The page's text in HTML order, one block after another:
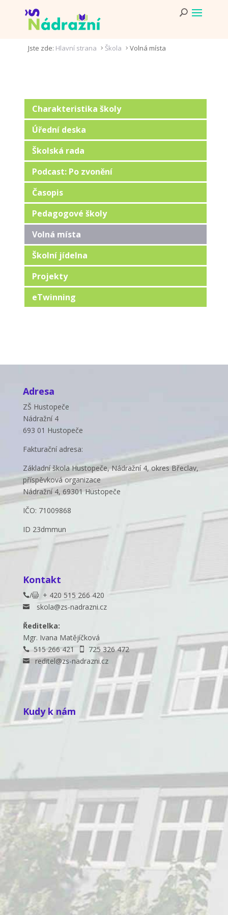
Jste zde: Hlavní strana 5 Škola 5 Volná místa
Charakteristika školy
Úřední deska
Školská rada
Podcast: Po zvonění
Časopis
Pedagogové školy
Volná místa
Školní jídelna
Projekty
eTwinning
Adresa
ZŠ Hustopeče
Nádražní 4
693 01 Hustopeče
Fakturační adresa:
Základní škola Hustopeče, Nádražní 4, okres Břeclav,
příspěvková organizace
Nádražní 4, 69301 Hustopeče
IČO: 71009868
ID 23dmmun
Kontakt
/+ 420 515 266 420
 skola@zs-nadrazni.cz
Ředitelka:
Mgr. Ivana Matějíčková
515 266 421 725 326 472
 reditel@zs-nadrazni.cz
Kudy k nám